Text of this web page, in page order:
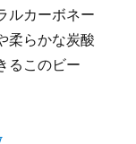
ルカーボネー
柔らかな炭酸
るこのビー